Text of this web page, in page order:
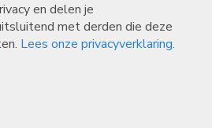
en delen je
met derden die deze
Lees onze privacyverklaring.